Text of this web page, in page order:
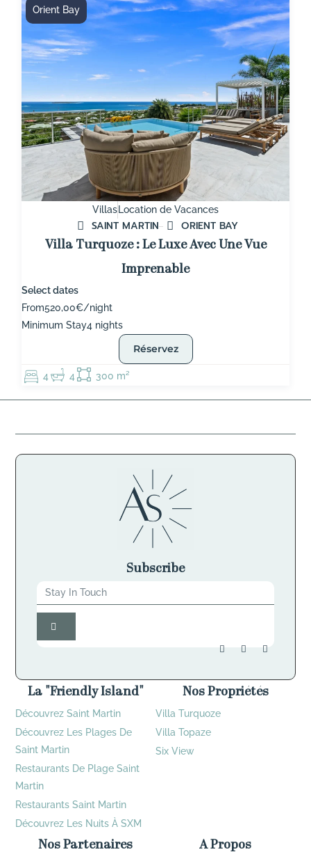
Villas Location de Vacances
SAINT MARTIN
ORIENT BAY
Villa Turquoze : Le Luxe Avec Une Vue
Imprenable
Select dates
From520,00€/night
Minimum Stay4 nights
Réservez
4 4 300 m²
Orient Bay
Subscribe
La "Friendly Island"
Découvrez Saint Martin
Découvrez Les Plages De
Saint Martin
Restaurants De Plage Saint
Martin
Restaurants Saint Martin
Découvrez Les Nuits À SXM
Nos Propriétés
Villa Turquoze
Villa Topaze
Six View
Nos Partenaires A Propos